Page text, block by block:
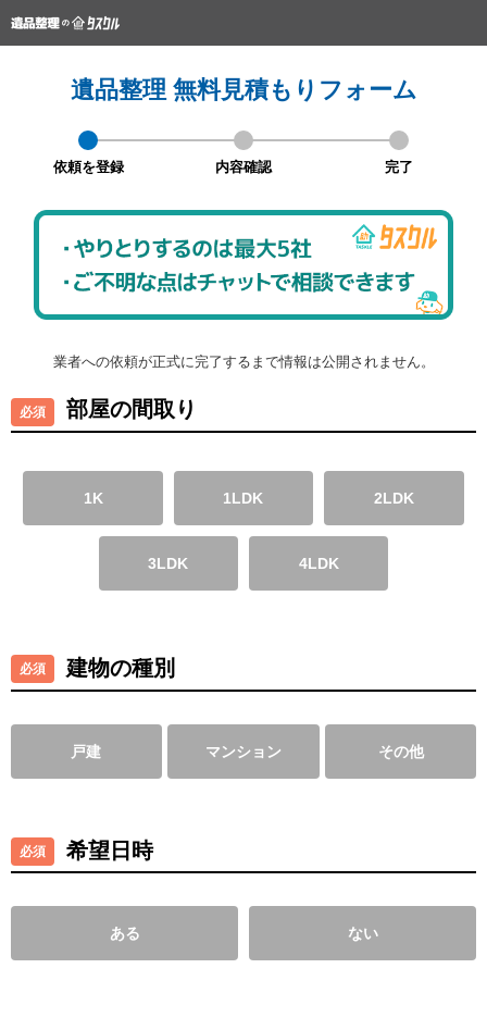
遺品整理 無料見積もりフォーム
依頼を登録 内容確認 完了
業者への依頼が正式に完了するまで情報は公開されません。
部屋の間取り
1K 1LDK 2LDK
3LDK 4LDK
建物の種別
戸建 マンション その他
希望日時
ある ない